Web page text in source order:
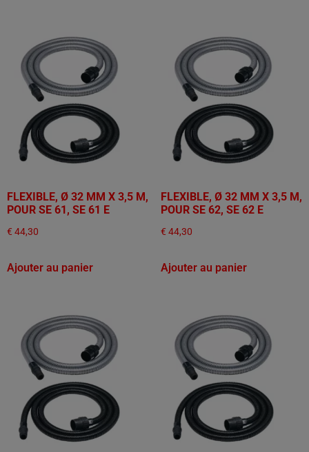
FLEXIBLE, Ø 32 MM X 3,5 M,
POUR SE 61, SE 61 E
€ 44,30
Ajouter au panier
FLEXIBLE, Ø 32 MM X 3,5 M,
POUR SE 62, SE 62 E
€ 44,30
Ajouter au panier